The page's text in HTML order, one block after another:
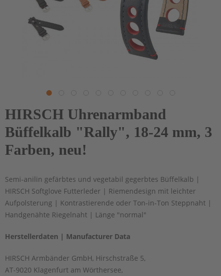
HIRSCH Uhrenarmband
Büffelkalb "Rally", 18-24 mm, 3
Farben, neu!
Semi-anilin gefärbtes und vegetabil gegerbtes Büffelkalb |
HIRSCH Softglove Futterleder | Riemendesign mit leichter
Aufpolsterung | Kontrastierende oder Ton-in-Ton Steppnaht |
Handgenähte Riegelnaht | Länge "normal"
Herstellerdaten | Manufacturer Data
HIRSCH Armbänder GmbH, Hirschstraße 5,
AT-9020 Klagenfurt am Wörthersee,